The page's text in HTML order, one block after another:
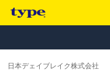
日本デェイブレイク株式会社